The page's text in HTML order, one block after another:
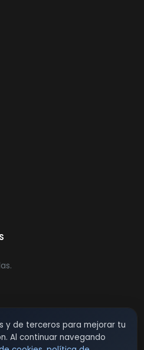
y de terceros para mejorar tu
Al continuar navegando